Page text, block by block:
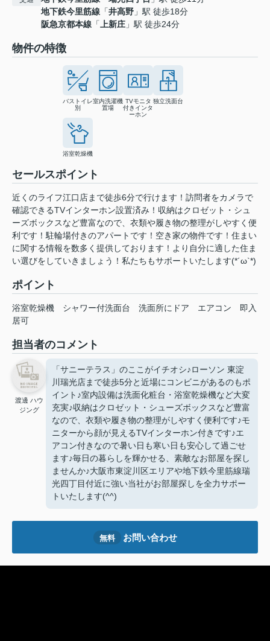
地下鉄今里筋線 「井高野 」駅 徒歩18分
阪急京都本線 「上新庄 」駅 徒歩24分
物件の特徴
バストイレ
別
室内洗濯機
置場
TVモニタ
付きインタ
ーホン
独立洗面台
浴室乾燥機
セールスポイント
近くのライフ江口店まで徒歩6分で行けます！訪問者をカメラで
確認できるTVインターホン設置済み！収納はクロゼット・シュ
ーズボックスなど豊富なので、衣類や履き物の整理がしやすく便
利です！駐輪場付きのアパートです！空き家の物件です！住まい
に関する情報を数多く提供しております！より自分に適した住ま
い選びをしていきましょう！私たちもサポートいたします(*´ω`*)
ポイント
浴室乾燥機 シャワー付洗面台 洗面所にドア エアコン
即入
居可
担当者のコメント
渡邊 ハウ
ジング
「サニーテラス」のここがイチオシ♪ローソン 東淀
川瑞光店まで徒歩5分と近場にコンビニがあるのもポ
イント♪室内設備は洗面化粧台・浴室乾燥機など大変
充実♪収納はクロゼット・シューズボックスなど豊富
なので、衣類や履き物の整理がしやすく便利です♪モ
ニターから顔が見えるTVインターホン付きです♪エ
アコン付きなので暑い日も寒い日も安心して過ごせ
ます♪毎日の暮らしを輝かせる、素敵なお部屋を探し
ませんか♪大阪市東淀川区エリアや地下鉄今里筋線瑞
光四丁目付近に強い当社がお部屋探しを全力サポー
トいたします(^^)
無料 お問い合わせ